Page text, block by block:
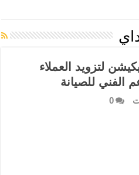
لتزويد العملاء
للصيانة
0